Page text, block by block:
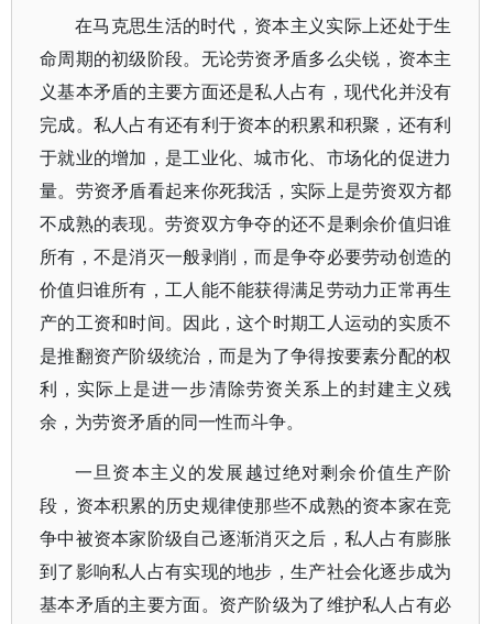
在马克思生活的时代，资本主义实际上还处于生
命周期的初级阶段。无论劳资矛盾多么尖锐，资本主
义基本矛盾的主要方面还是私人占有，现代化并没有
完成。私人占有还有利于资本的积累和积聚，还有利
于就业的增加，是工业化、城市化、市场化的促进力
量。劳资矛盾看起来你死我活，实际上是劳资双方都
不成熟的表现。劳资双方争夺的还不是剩余价值归谁
所有，不是消灭一般剥削，而是争夺必要劳动创造的
价值归谁所有，工人能不能获得满足劳动力正常再生
产的工资和时间。因此，这个时期工人运动的实质不
是推翻资产阶级统治，而是为了争得按要素分配的权
利，实际上是进一步清除劳资关系上的封建主义残
余，为劳资矛盾的同一性而斗争。
一旦资本主义的发展越过绝对剩余价值生产阶
段，资本积累的历史规律使那些不成熟的资本家在竞
争中被资本家阶级自己逐渐消灭之后，私人占有膨胀
到了影响私人占有实现的地步，生产社会化逐步成为
基本矛盾的主要方面。资产阶级为了维护私人占有必